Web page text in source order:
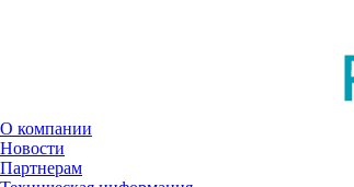
О компании
Новости
Партнерам